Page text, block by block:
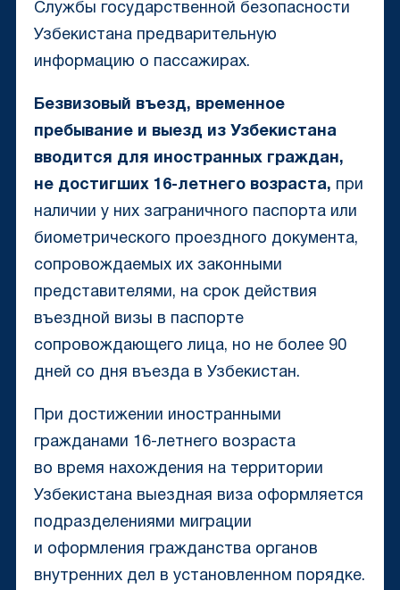
Службы государственной безопасности
Узбекистана предварительную
информацию о пассажирах.
Безвизовый въезд, временное
пребывание и выезд из Узбекистана
вводится для иностранных граждан,
не достигших 16-летнего возраста, при
наличии у них заграничного паспорта или
биометрического проездного документа,
сопровождаемых их законными
представителями, на срок действия
въездной визы в паспорте
сопровождающего лица, но не более 90
дней со дня въезда в Узбекистан.
При достижении иностранными
гражданами 16-летнего возраста
во время нахождения на территории
Узбекистана выездная виза оформляется
подразделениями миграции
и оформления гражданства органов
внутренних дел в установленном порядке.